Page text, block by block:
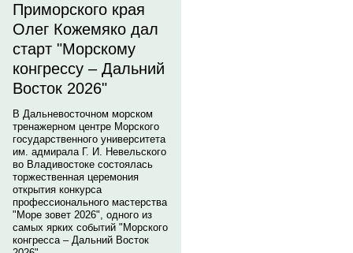
Приморского края
Олег Кожемяко дал
старт "Морскому
конгрессу – Дальний
Восток 2026"
В Дальневосточном морском
тренажерном центре Морского
государственного университета
им. адмирала Г. И. Невельского
во Владивостоке состоялась
торжественная церемония
открытия конкурса
профессионального мастерства
"Море зовет 2026", одного из
самых ярких событий "Морского
конгресса – Дальний Восток